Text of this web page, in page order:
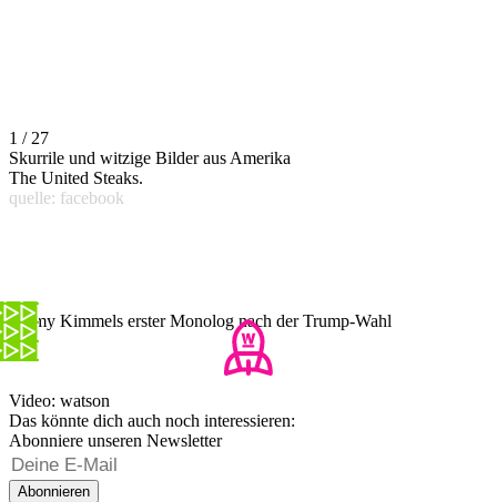
1 / 27
Skurrile und witzige Bilder aus Amerika
The United Steaks.
quelle: facebook
Jimmy Kimmels erster Monolog nach der Trump-Wahl
Video: watson
Das könnte dich auch noch interessieren:
Abonniere unseren Newsletter
Abonnieren